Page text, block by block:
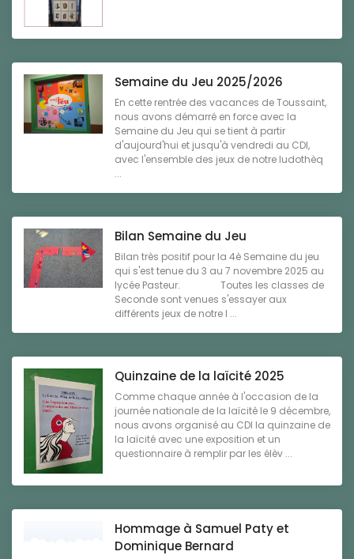
Semaine du Jeu 2025/2026
En cette rentrée des vacances de Toussaint,
nous avons démarré en force avec la
Semaine du Jeu qui se tient à partir
d'aujourd'hui et jusqu'à vendredi au CDI,
avec l'ensemble des jeux de notre ludothèq
...
Bilan Semaine du Jeu
Bilan très positif pour la 4è Semaine du jeu
qui s'est tenue du 3 au 7 novembre 2025 au
lycée Pasteur. Toutes les classes de
Seconde sont venues s'essayer aux
différents jeux de notre l ...
Quinzaine de la laïcité 2025
Comme chaque année à l'occasion de la
journée nationale de la laïcité le 9 décembre,
nous avons organisé au CDI la quinzaine de
la laïcité avec une exposition et un
questionnaire à remplir par les élèv ...
Hommage à Samuel Paty et
Dominique Bernard